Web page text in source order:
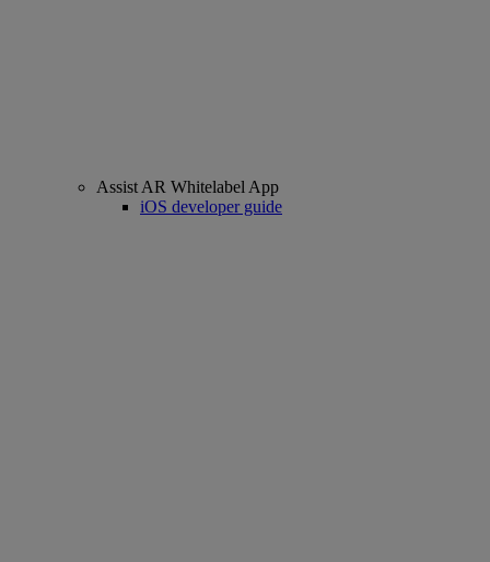
Assist AR Whitelabel App
iOS developer guide